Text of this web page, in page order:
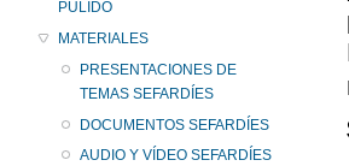
PULIDO
MATERIALES
PRESENTACIONES DE
TEMAS SEFARDÍES
DOCUMENTOS SEFARDÍES
AUDIO Y VÍDEO SEFARDÍES